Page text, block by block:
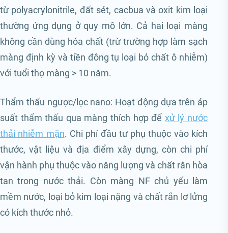
từ polyacrylonitrile, đất sét, cacbua và oxit kim loại
thường ứng dụng ở quy mô lớn. Cả hai loại màng
không cần dùng hóa chất (trừ trường hợp làm sạch
màng định kỳ và tiền đông tụ loại bỏ chất ô nhiễm)
với tuổi thọ màng > 10 năm.
Thẩm thấu ngược/lọc nano: Hoạt động dựa trên áp
suất thẩm thấu qua màng thích hợp để xử lý nước
thải nhiễm mặn. Chi phí đầu tư phụ thuộc vào kích
thước, vật liệu và địa điểm xây dựng, còn chi phí
vận hành phụ thuộc vào năng lượng và chất rắn hòa
tan trong nước thải. Còn màng NF chủ yếu làm
mềm nước, loại bỏ kim loại nặng và chất rắn lơ lửng
có kích thước nhỏ.